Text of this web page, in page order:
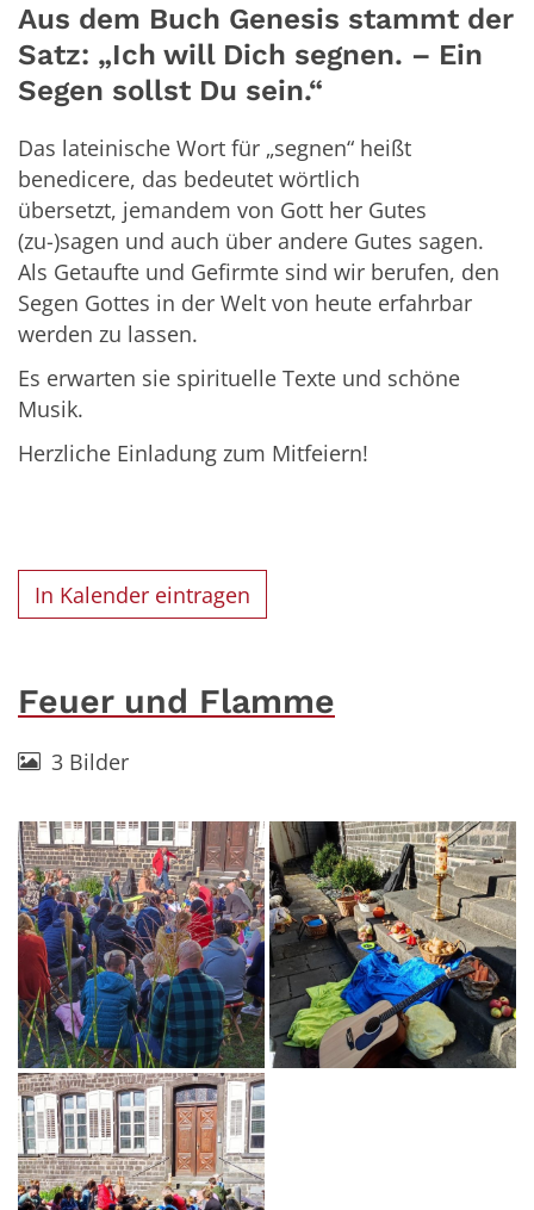
Aus dem Buch Genesis stammt der
Satz: „Ich will Dich segnen. – Ein
Segen sollst Du sein.“
Das lateinische Wort für „segnen“ heißt
benedicere, das bedeutet wörtlich
übersetzt, jemandem von Gott her Gutes
(zu-)sagen und auch über andere Gutes sagen.
Als Getaufte und Gefirmte sind wir berufen, den
Segen Gottes in der Welt von heute erfahrbar
werden zu lassen.
Es erwarten sie spirituelle Texte und schöne
Musik.
Herzliche Einladung zum Mitfeiern!
In Kalender eintragen
Feuer und Flamme
3 Bilder